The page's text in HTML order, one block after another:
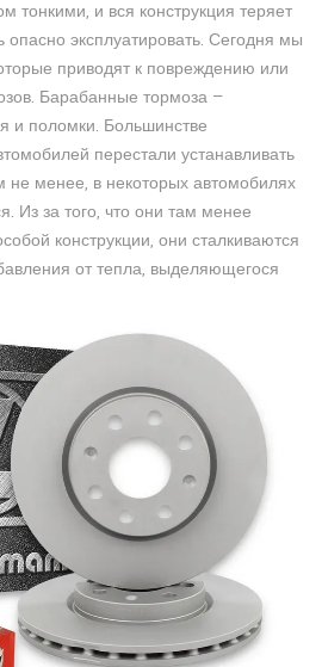
тонкими, и вся конструкция теряет
опасно эксплуатировать. Сегодня мы
приводят к повреждению или
Барабанные тормоза —
и поломки. Большинстве
перестали устанавливать
менее, в некоторых автомобилях
Из за того, что они там менее
конструкции, они сталкиваются
от тепла, выделяющегося